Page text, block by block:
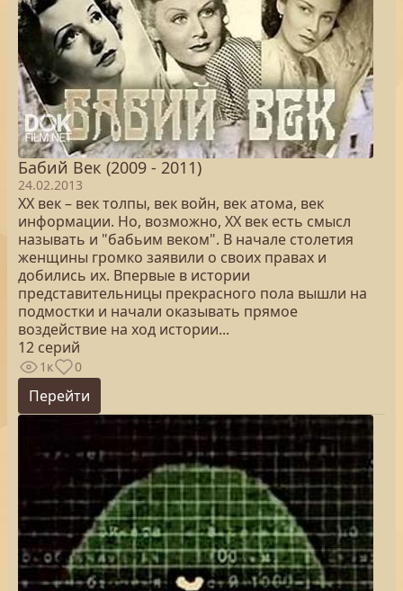
Бабий Век (2009 - 2011)
24.02.2013
ХХ век – век толпы, век войн, век атома, век
информации. Но, возможно, ХХ век есть смысл
называть и "бабьим веком". В начале столетия
женщины громко заявили о своих правах и
добились их. Впервые в истории
представительницы прекрасного пола вышли на
подмостки и начали оказывать прямое
воздействие на ход истории...
12 серий
1к 0
Перейти